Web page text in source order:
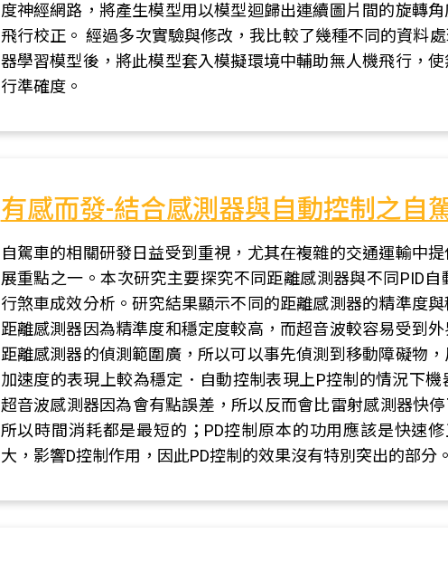
度神經網路，將產生模型用以模型迴歸出連續圖片間的旋轉
飛行校正。 經過多次實驗與修改，我比較了幾種不同的資料
器學習模型後，將此模型套入模擬環境中輔助無人機飛行，
行準確度。
有感而發-結合感測器與自動控制之自
自駕車的相關研發日益受到重視，尤其在複雜的交通運輸中
展重點之一。本次研究主要探究不同距離感測器與不同PID
行煞車成效分析。研究結果顯示不同的距離感測器的精準度
距離感測器因為精準度和穩定度較高，而超音波較容易受到
距離感測器的偵測範圍廣，所以可以事先偵測到移動障礙物
加速度的表現上較為穩定．自動控制表現上P控制的情況下
超音波感測器因為會有點誤差，所以反而會比雷射感測器快
所以時間消耗都是最短的；PD控制原本的功用應該是快速
大，影響D控制作用，因此PD控制的效果沒有特別突出的部分。